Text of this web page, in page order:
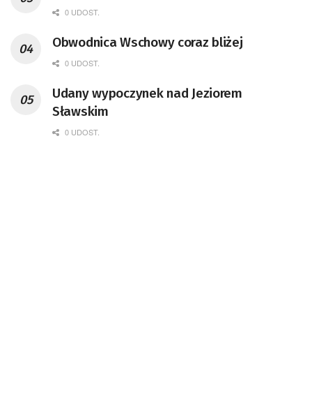
0 UDOST.
Obwodnica Wschowy coraz bliżej
0 UDOST.
Udany wypoczynek nad Jeziorem
Sławskim
0 UDOST.